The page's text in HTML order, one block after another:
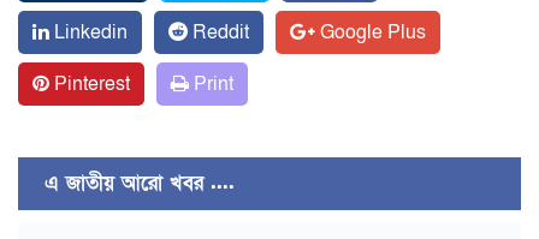
Linkedin
Reddit
Google Plus
Pinterest
Print
এ জাতীয় আরো খবর ....